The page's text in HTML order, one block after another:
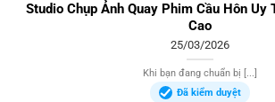
Studio Chụp Ảnh Quay Phim Cầu Hôn Uy
Cao
25/03/2026
Khi bạn đang chuẩn bị [...]
Đã kiểm duyệt